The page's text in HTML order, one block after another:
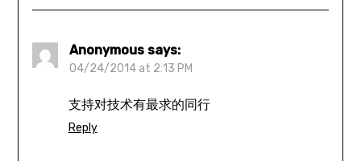
Anonymous says:
04/24/2014 at 2:13 PM
支持对技术有最求的同行
Reply